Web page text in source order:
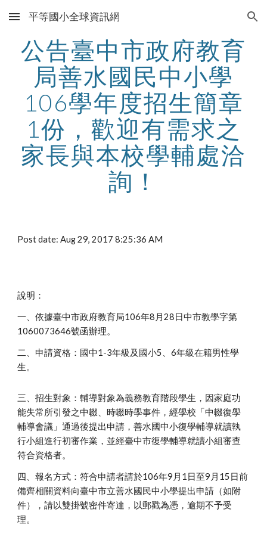
Skip to main content Skip to navigation
平等國小全球資訊網
公告臺中市政府教育
局善水國民中小學
106學年度招生簡章
1份，歡迎有需求之
家長與本校學輔處洽
詢！
Post date: Aug 29, 2017 8:25:36 AM
說明：
一、依據臺中市政府教育局106年8月28日中市教學字第
1060073646號函辦理。
二、申請資格：國中1-3年級及國小5、6年級在籍男性學
生。
三、招生對象：輔導對象為義務教育階段學生，因家庭功
能失常所引發之中輟、時輟時學事件，經學校「中輟復學
輔導會議」通過後提出申請，善水國中小復學輔導就讀執
行小組進行初審作業，並經臺中市復學輔導就讀小組審查
符合資格者。
四、報名方式：符合申請者請於106年9月1日至9月15日前
備齊相關資料向臺中市立善水國民中小學提出申請（如附
件），請以雙掛號密件寄達，以郵戳為憑，逾期不予受
理。